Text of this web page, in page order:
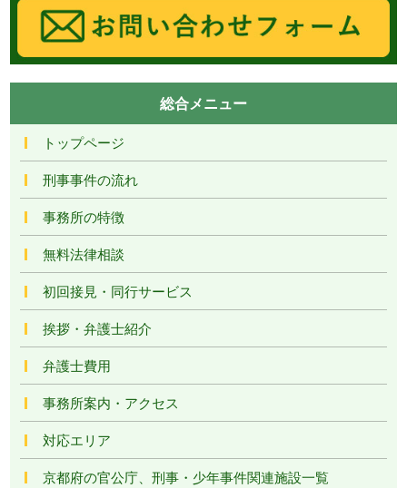
総合メニュー
トップページ
刑事事件の流れ
事務所の特徴
無料法律相談
初回接見・同行サービス
挨拶・弁護士紹介
弁護士費用
事務所案内・アクセス
対応エリア
京都府の官公庁、刑事・少年事件関連施設一覧